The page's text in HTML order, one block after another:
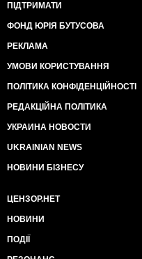
ПІДТРИМАТИ
ФОНД ЮРІЯ БУТУСОВА
РЕКЛАМА
УМОВИ КОРИСТУВАННЯ
ПОЛІТИКА КОНФІДЕНЦІЙНОСТІ
РЕДАКЦІЙНА ПОЛІТИКА
УКРАИНА НОВОСТИ
UKRAINIAN NEWS
НОВИНИ БІЗНЕСУ
ЦЕНЗОР.НЕТ
НОВИНИ
ПОДІЇ